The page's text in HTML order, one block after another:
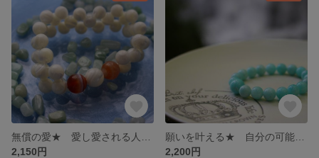
2,150円
2,200円